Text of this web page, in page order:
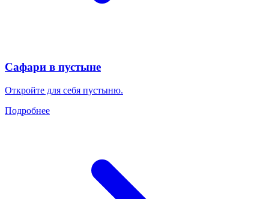
Сафари в пустыне
Откройте для себя пустыню.
Подробнее